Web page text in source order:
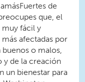
de
que, el
muy fácil y
afectadas por
o malos,
y de la creación
un bienestar para